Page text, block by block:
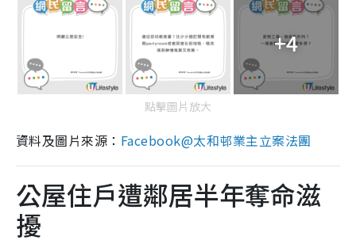
+4
點擊圖片放大
資料及圖片來源： Facebook@太和邨業主立案法團
公屋住戶遭鄰居半年奪命滋
擾